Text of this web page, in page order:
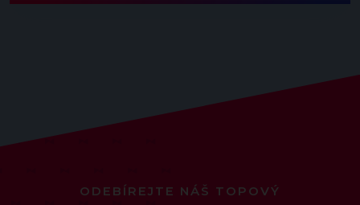
ODEBÍREJTE NÁŠ TOPOVÝ